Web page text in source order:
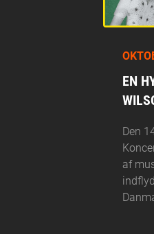
EN
Den
af